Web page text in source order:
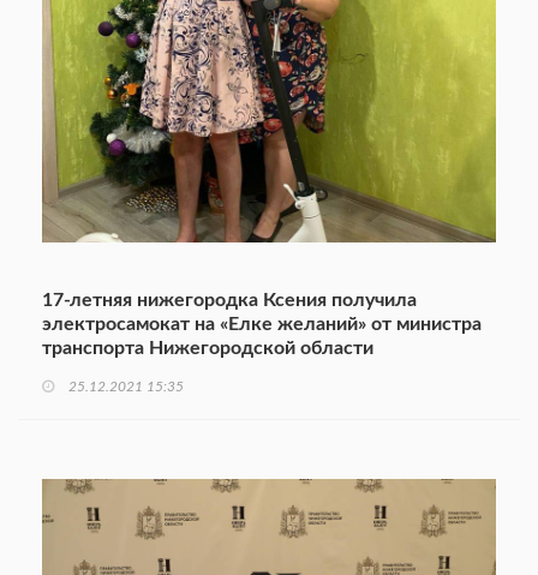
17-летняя нижегородка Ксения получила
электросамокат на «Елке желаний» от министра
транспорта Нижегородской области
25.12.2021 15:35